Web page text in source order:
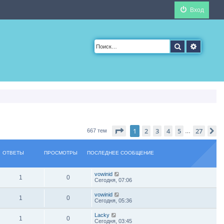
Вход
Поиск
667 тем Страница1 из 27
1 2 3 4 5 27
ОТВЕТЫ ПРОСМОТРЫ ПОСЛЕДНЕЕ СООБЩЕНИЕ
1 0
vowinid
Сегодня, 07:06
1 0
vowinid
Сегодня, 05:36
1 0
Lacky
Сегодня, 03:45